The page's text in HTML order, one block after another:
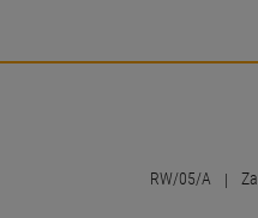
RW/05/A |